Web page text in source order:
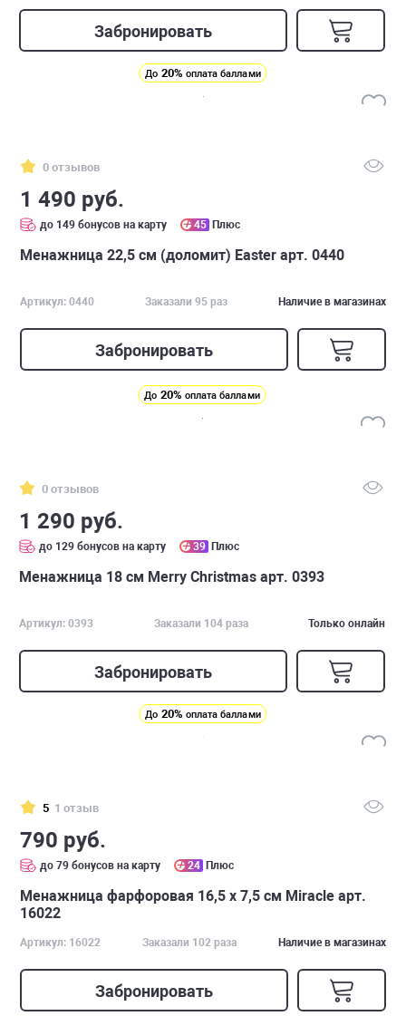
Забронировать
До 20% оплата баллами
0 отзывов
1 490 руб.
до 149 бонусов на карту 45 Плюс
Менажница 22,5 см (доломит) Easter арт. 0440
Артикул: 0440 Заказали 95 раз Наличие в магазинах
Забронировать
До 20% оплата баллами
0 отзывов
1 290 руб.
до 129 бонусов на карту 39 Плюс
Менажница 18 см Merry Christmas арт. 0393
Артикул: 0393 Заказали 104 раза Только онлайн
Забронировать
До 20% оплата баллами
5 1 отзыв
790 руб.
до 79 бонусов на карту 24 Плюс
Менажница фарфоровая 16,5 х 7,5 см Miracle арт.
16022
Артикул: 16022 Заказали 102 раза Наличие в магазинах
Забронировать